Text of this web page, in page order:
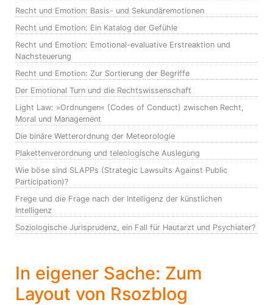
Recht und Emotion: Basis- und Sekundäremotionen
Recht und Emotion: Ein Katalog der Gefühle
Recht und Emotion: Emotional-evaluative Erstreaktion und
Nachsteuerung
Recht und Emotion: Zur Sortierung der Begriffe
Der Emotional Turn und die Rechtswissenschaft
Light Law: »Ordnungen« (Codes of Conduct) zwischen Recht,
Moral und Management
Die binäre Wetterordnung der Meteorologie
Plakettenverordnung und teleologische Auslegung
Wie böse sind SLAPPs (Strategic Lawsuits Against Public
Participation)?
Frege und die Frage nach der Intelligenz der künstlichen
Intelligenz
Soziologische Jurisprudenz, ein Fall für Hautarzt und Psychiater?
In eigener Sache: Zum
Layout von Rsozblog